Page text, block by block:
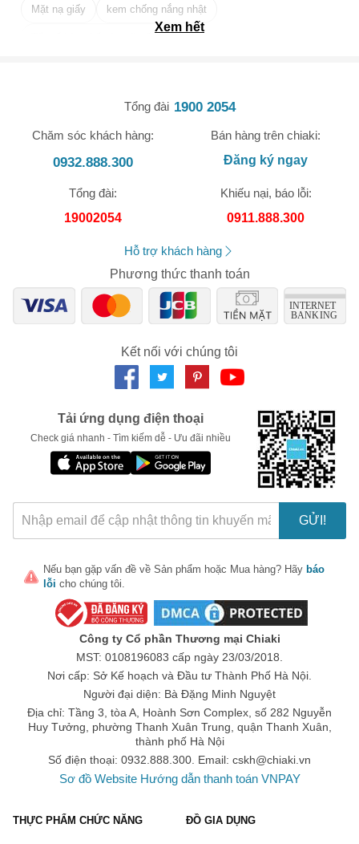
Mặt nạ giấy kem chống nắng nhật
Tẩy tế bào chết da mặt tốt nhất
Xem hết
Tổng đài 1900 2054
Chăm sóc khách hàng:
0932.888.300
Bán hàng trên chiaki:
Đăng ký ngay
Tổng đài:
19002054
Khiếu nại, báo lỗi:
0911.888.300
Hỗ trợ khách hàng
Phương thức thanh toán
Kết nối với chúng tôi
Tải ứng dụng điện thoại
Check giá nhanh - Tìm kiếm dễ - Ưu đãi nhiều
GỬI!
Nếu bạn gặp vấn đề về Sản phẩm hoặc Mua hàng? Hãy báo
lỗi cho chúng tôi.
Công ty Cổ phần Thương mại Chiaki
MST: 0108196083 cấp ngày 23/03/2018.
Nơi cấp: Sở Kế hoạch và Đầu tư Thành Phố Hà Nội.
Người đại diện: Bà Đặng Minh Nguyệt
Địa chỉ: Tầng 3, tòa A, Hoành Sơn Complex, số 282 Nguyễn
Huy Tưởng, phường Thanh Xuân Trung, quận Thanh Xuân,
thành phố Hà Nội
Số điện thoại: 0932.888.300. Email: cskh@chiaki.vn
Sơ đồ Website Hướng dẫn thanh toán VNPAY
THỰC PHẨM CHỨC NĂNG ĐỒ GIA DỤNG
🎁 Đừng Bỏ Lỡ! 🎁
XXX-XXXX
Số lần áp dụng:1lần
Áp dụng cho đơn hàng từ:0
Chỉ áp dụng cho gian hàng:
LẤY MÃ NGAY